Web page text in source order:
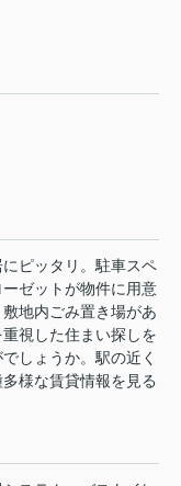
にピッタリ。駐車スペ
ゼットが物件に用意
地内ごみ置き場があ
視した住まい探しを
しょうか。駅の近く
様な賃貸情報を見る